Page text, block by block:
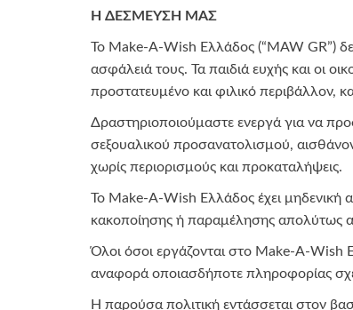
Η ΔΕΣΜΕΥΣΗ ΜΑΣ
Το Make-A-Wish Ελλάδος (“MAW GR”)
ασφάλειά τους. Τα παιδιά ευχής και οι
προστατευμένο και φιλικό περιβάλλον,
Δραστηριοποιούμαστε ενεργά για να
σεξουαλικού προσανατολισμού,
χωρίς περιορισμούς και προκαταλήψεις.
Το Make-A-Wish Ελλάδος έχει μηδενική
κακοποίησης ή παραμέλησης απολύτως
Όλοι όσοι εργάζονται στο Make-A-Wish
αναφορά οποιασδήποτε πληροφορίας
Η παρούσα πολιτική εντάσσεται στον